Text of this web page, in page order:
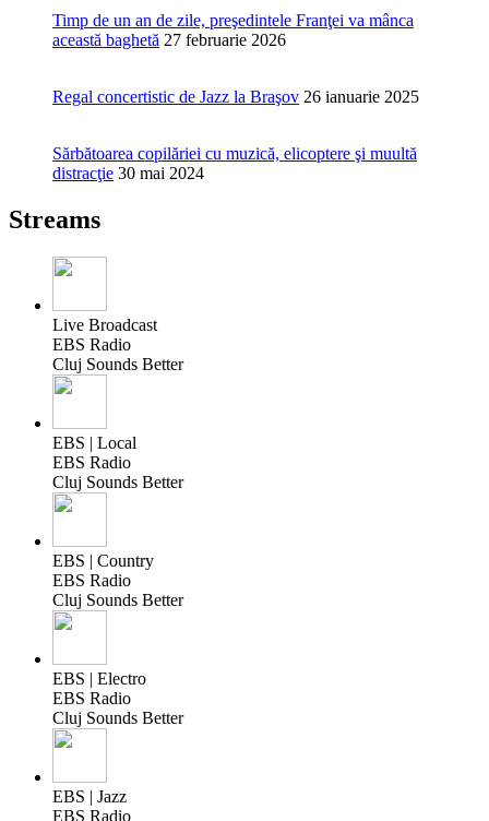
Timp de un an de zile, preşedintele Franţei va mânca
această baghetă 27 februarie 2026
Regal concertistic de Jazz la Braşov 26 ianuarie 2025
Sărbătoarea copilăriei cu muzică, elicoptere şi muultă
distracţie 30 mai 2024
Streams
Live Broadcast
EBS Radio
Cluj Sounds Better
EBS | Local
EBS Radio
Cluj Sounds Better
EBS | Country
EBS Radio
Cluj Sounds Better
EBS | Electro
EBS Radio
Cluj Sounds Better
EBS | Jazz
EBS Radio